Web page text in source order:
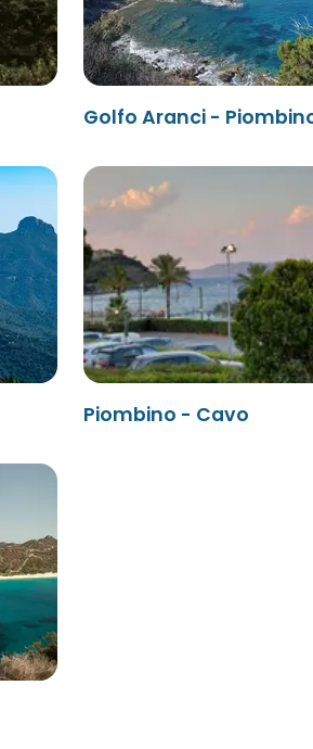
Golfo Aranci -
Piombino - Cavo